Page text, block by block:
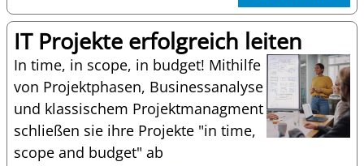
IT Projekte erfolgreich leiten
In time, in scope, in budget! Mithilfe
von Projektphasen, Businessanalyse
und klassischem Projektmanagment
schließen sie ihre Projekte "in time,
scope and budget" ab